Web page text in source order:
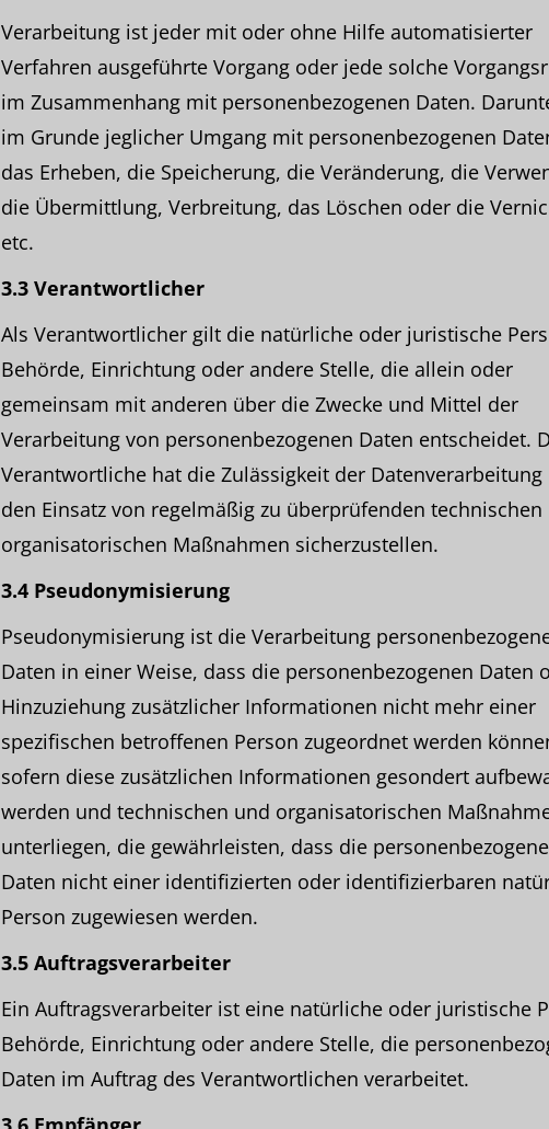
Verarbeitung ist jeder mit oder ohne Hilfe automatisierter
Verfahren ausgeführte Vorgang oder jede solche
im Zusammenhang mit personenbezogenen Daten.
im Grunde jeglicher Umgang mit personenbezogenen
das Erheben, die Speicherung, die Veränderung, die
die Übermittlung, Verbreitung, das Löschen oder die
etc.
3.3 Verantwortlicher
Als Verantwortlicher gilt die natürliche oder juristische
Behörde, Einrichtung oder andere Stelle, die allein oder
gemeinsam mit anderen über die Zwecke und Mittel der
Verarbeitung von personenbezogenen Daten entscheidet.
Verantwortliche hat die Zulässigkeit der Datenverarbeitung
den Einsatz von regelmäßig zu überprüfenden technischen
organisatorischen Maßnahmen sicherzustellen.
3.4 Pseudonymisierung
Pseudonymisierung ist die Verarbeitung
Daten in einer Weise, dass die personenbezogenen Daten
Hinzuziehung zusätzlicher Informationen nicht mehr einer
spezifischen betroffenen Person zugeordnet werden
sofern diese zusätzlichen Informationen gesondert
werden und technischen und organisatorischen
unterliegen, die gewährleisten, dass die
Daten nicht einer identifizierten oder identifizierbaren
Person zugewiesen werden.
3.5 Auftragsverarbeiter
Ein Auftragsverarbeiter ist eine natürliche oder juristische
Behörde, Einrichtung oder andere Stelle, die
Daten im Auftrag des Verantwortlichen verarbeitet.